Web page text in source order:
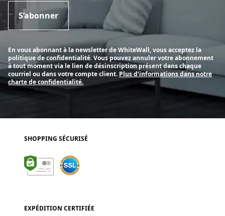
S’abonner
En vous abonnant à la newsletter de WhiteWall, vous acceptez la
politique de confidentialité. Vous pouvez annuler votre abonnement
à tout moment via le lien de désinscription présent dans chaque
courriel ou dans votre compte client. Plus d’informations dans notre
charte de confidentialité.
SHOPPING SÉCURISÉ
EXPÉDITION CERTIFIÉE